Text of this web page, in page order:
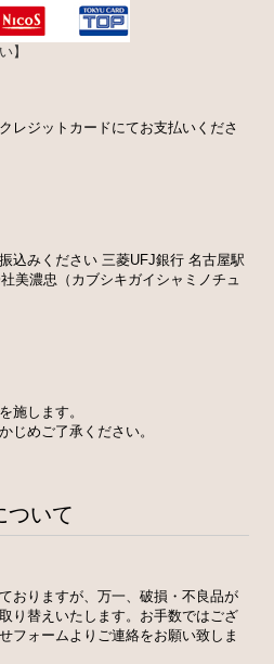
】
レジットカードにてお支払いくださ
込みください 三菱UFJ銀行 名古屋駅
美濃忠（カブシキガイシャミノチュ
施します。
じめご了承ください。
ついて
おりますが、万一、破損・不良品が
り替えいたします。お手数ではござ
フォームよりご連絡をお願い致しま